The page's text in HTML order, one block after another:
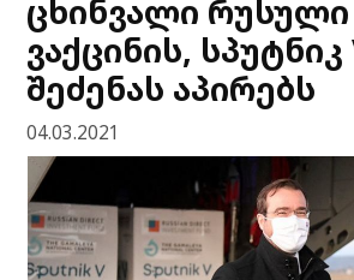
ცხინვალი რუსული
ვაქცინის, სპუტნიკ
შეძენას აპირებს
04.03.2021